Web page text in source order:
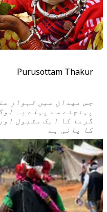
Purusottam Thakur
جس میدان میں تہوار
پہنچنے سے پہلے یہ
گرما کا ایک مقبول
کا پانی ہے